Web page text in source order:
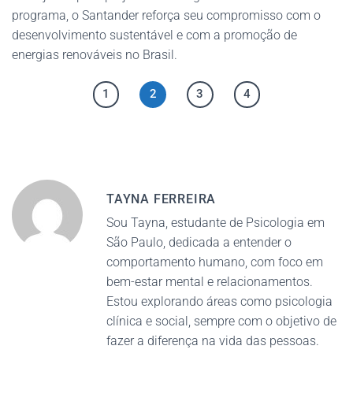
programa, o Santander reforça seu compromisso com o
desenvolvimento sustentável e com a promoção de
energias renováveis no Brasil.
1 2 3 4
TAYNA FERREIRA
Sou Tayna, estudante de Psicologia em
São Paulo, dedicada a entender o
comportamento humano, com foco em
bem-estar mental e relacionamentos.
Estou explorando áreas como psicologia
clínica e social, sempre com o objetivo de
fazer a diferença na vida das pessoas.